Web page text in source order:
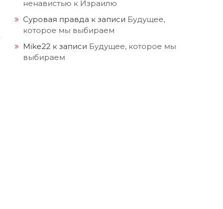
ненавистью к Израилю
Суровая правда к записи Будущее,
которое мы выбираем
Mike22 к записи Будущее, которое мы
выбираем